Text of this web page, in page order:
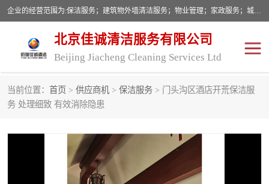
企业的经营范围为:保洁服务；建筑物外墙清洁服务；物业管理；家政服务；城市园林绿化；劳务分包；技术开发、技术转让、技术服务；销售保洁设备、卫生用品、化工产品（不含危险化学品及一类易制毒化学品）、日用品、办公设备、建筑材料、装饰材料；图文设计；清洁服务（不含餐具消毒）；中央空调维修；工程设计；施工总承包；专业承包。
北京佳诚清洁服务有限公司
Beijing Jiacheng Cleaning Services Ltd
当前位置： 首页 > 供应商机 > 保洁服务 > 门头沟区酒店开荒保洁服
务 处理细致 有效消除隐患
外墙清洗
开荒保洁 保洁服务
建筑物外墙维修